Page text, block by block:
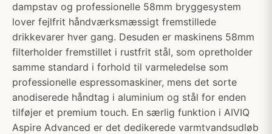
dampstav og professionelle 58mm bryggesystem
lover fejlfrit håndværksmæssigt fremstillede
drikkevarer hver gang. Desuden er maskinens 58mm
filterholder fremstillet i rustfrit stål, som opretholder
samme standard i forhold til varmeledelse som
professionelle espressomaskiner, mens det sorte
anodiserede håndtag i aluminium og stål for enden
tilføjer et premium touch. En særlig funktion i AIVIQ
Aspire Advanced er det dedikerede varmtvandsudløb